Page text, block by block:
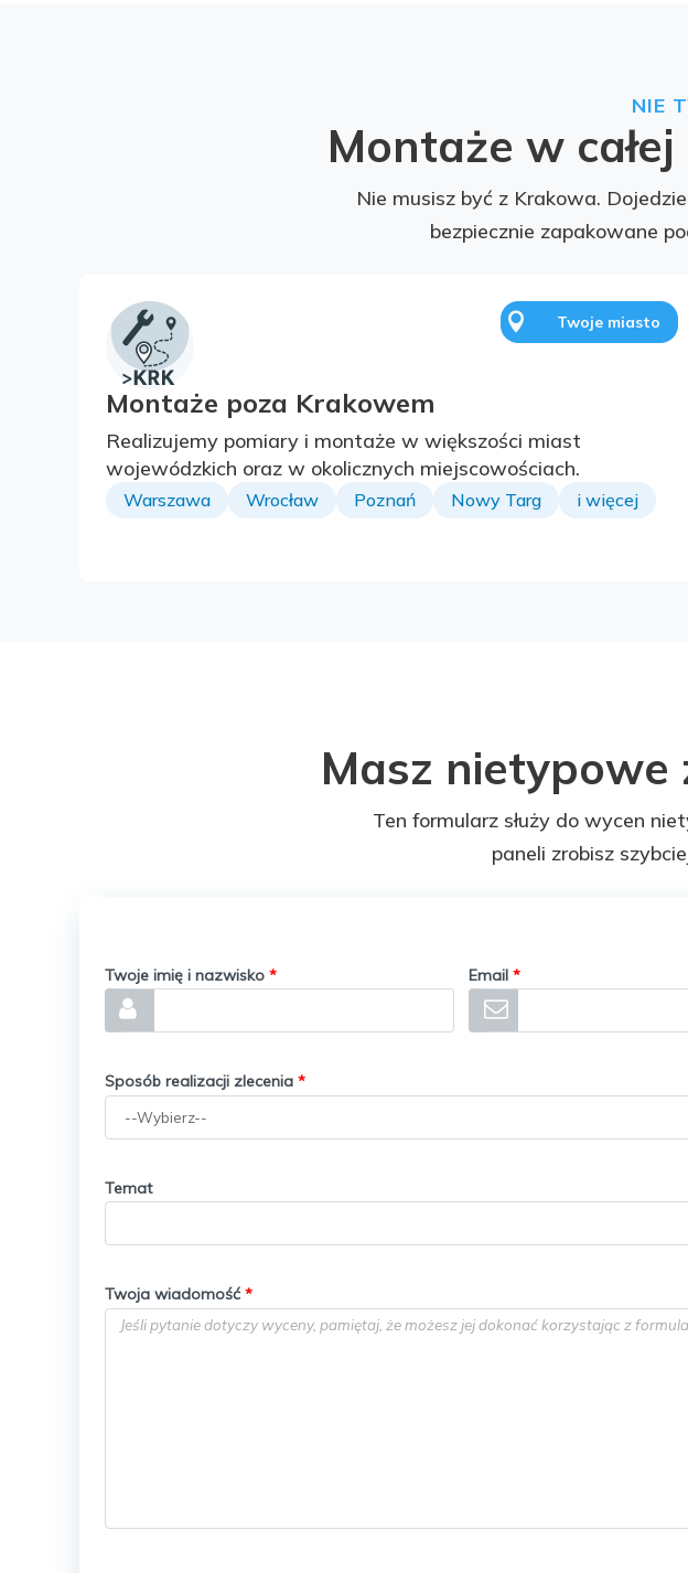
NIE
Montaże w całej
Nie musisz być z Krakowa.
bezpiecznie zapakowane
 Twoje miasto
Montaże poza Krakowem
Realizujemy pomiary i montaże w większości miast
wojewódzkich oraz w okolicznych miejscowościach.
Warszawa Wrocław Poznań Nowy Targ i więcej
Masz nietypowe
Ten formularz służy do wycen
paneli zrobisz
Twoje imię i nazwisko * Email*
Sposób realizacji zlecenia *
Temat
Twoja wiadomość *